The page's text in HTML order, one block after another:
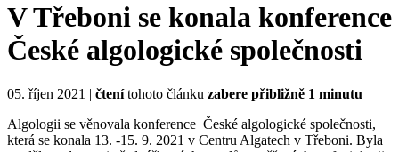
V Třeboni se konala konference
České algologické společnosti
05. říjen 2021 | čtenítohoto článku zabere přibližně 1 minutu
Algologii se věnovala konference České algologické společnosti,
která se konala 13. -15. 9. 2021 v Centru Algatech v Třeboni. Byla